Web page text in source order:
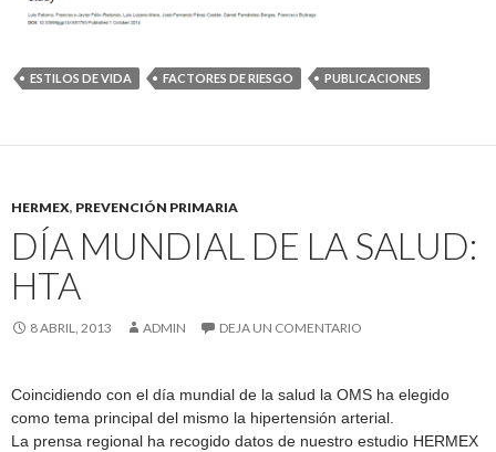
ESTILOS DE VIDA FACTORES DE RIESGO PUBLICACIONES
HERMEX, PREVENCIÓN PRIMARIA
DÍA MUNDIAL DE LA SALUD:
HTA
8 ABRIL, 2013 ADMIN DEJA UN COMENTARIO
Coincidiendo con el día mundial de la salud la OMS ha elegido
como tema principal del mismo la hipertensión arterial.
La prensa regional ha recogido datos de nuestro estudio HERMEX